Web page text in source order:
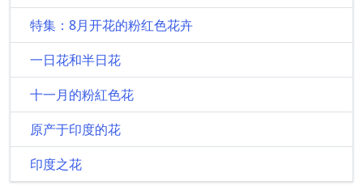
特集：8月开花的粉红色花卉
一日花和半日花
十一月的粉紅色花
原产于印度的花
印度之花